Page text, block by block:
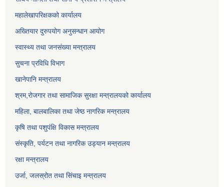
महालेखापरिक्षकको कार्यालय
अख्तियार दुरुपयोग अनुसन्धान आयोग
स्वास्थ्य तथा जनसंख्या मन्त्रालय
सुचना प्रविधि विभाग
खानेपानि मन्त्रालय
श्रम,रोजगार तथा सामाजिक सुरक्षा मन्त्रालयको कार्यालय
महिला, बालबालिका तथा जेष्ठ नागरिक मन्त्रालय
कृषि तथा पशुपंक्षि विकास मन्त्रालय
संस्कृति, पर्यटन तथा नागरिक उड्‍यान मन्त्रालय
रक्षा मन्त्रालय
उर्जा, जलस्रोत तथा सिंचाइ मन्त्रालय